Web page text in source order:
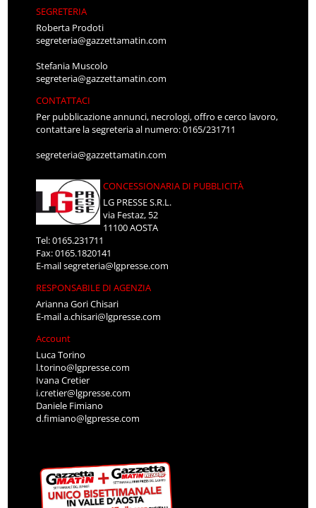
SEGRETERIA
Roberta Prodoti
segreteria@gazzettamatin.com
Stefania Muscolo
segreteria@gazzettamatin.com
CONTATTACI
Per pubblicazione annunci, necrologi, offro e cerco lavoro,
contattare la segreteria al numero: 0165/231711
segreteria@gazzettamatin.com
CONCESSIONARIA DI PUBBLICITÀ
LG PRESSE S.R.L.
via Festaz, 52
11100 AOSTA
Tel: 0165.231711
Fax: 0165.1820141
E-mailsegreteria@lgpresse.com
RESPONSABILE DI AGENZIA
Arianna Gori Chisari
E-maila.chisari@lgpresse.com
Account
Luca Torino
l.torino@lgpresse.com
Ivana Cretier
i.cretier@lgpresse.com
Daniele Fimiano
d.fimiano@lgpresse.com